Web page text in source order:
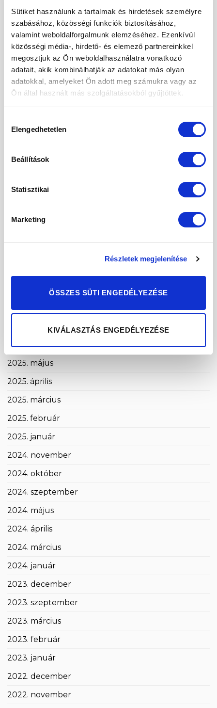
Sütiket használunk a tartalmak és hirdetések személyre
szabásához, közösségi funkciók biztosításához,
valamint weboldalforgalmunk elemzéséhez. Ezenkívül
közösségi média-, hirdető- és elemező partnereinkkel
megosztjuk az Ön weboldalhasználatra vonatkozó
adatait, akik kombinálhatják az adatokat más olyan
adatokkal, amelyeket Ön adott meg számukra vagy az
Ön által használt más szolgáltatásokból gyűjtöttek.
kiválasztása
Elengedhetetlen
Beállítások
Statisztikai
Marketing
Részletek megjelenítése
ÖSSZES SÜTI ENGEDÉLYEZÉSE
KIVÁLASZTÁS ENGEDÉLYEZÉSE
Méregtelenítés természetesen és óvatosan.
Kétféle puding – laktató, finom, egészséges
Mák tárolása – így csináld, hogy sokáig friss
maradjon!
ARCHÍVUM
2026. június
2026. március
2025. november
2025. október
2025. szeptember
2025. augusztus
2025. május
2025. április
2025. március
2025. február
2025. január
2024. november
2024. október
2024. szeptember
2024. május
2024. április
2024. március
2024. január
2023. december
2023. szeptember
2023. március
2023. február
2023. január
2022. december
2022. november